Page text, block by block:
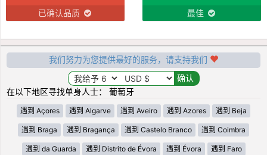
已确认品质 最佳
我们努力为您提供最好的服务，请支持我们
在以下地区寻找单身人士： 葡萄牙
遇到 Açores 遇到 Algarve 遇到 Aveiro 遇到 Azores 遇到 Beja
遇到 Braga 遇到 Bragança 遇到 Castelo Branco 遇到 Coimbra
遇到 da Guarda 遇到 Distrito de Évora 遇到 Évora 遇到 Faro